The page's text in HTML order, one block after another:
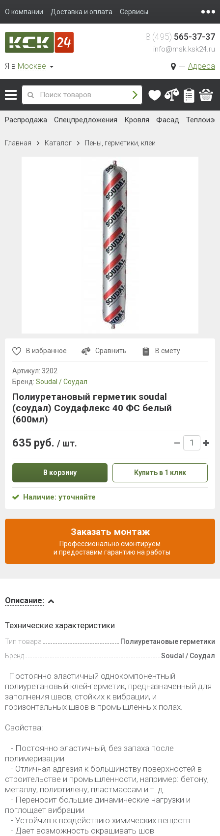
О компании Доставка и оплата Сервисы
Я в Москве Адреса
8 (495) 565-37-37
info@msk.ksk24.ru
Распродажа Спецпредложения Кровля Фасад
Главная Каталог Пены, герметики, клеи
Доставка
и оплата
Описание:
Технические характеристики
Тип товара
Полиуретановые герметики
Бренд
Soudal / Соудал
Постоянно эластичный однокомпонентный
полиуретановый клей-герметик, предназначенный для
заполнения швов, стойких к вибрации, и
горизонтальных швов в промышленных полах.
Свойства:
- Постоянно эластичный, без запаха после
полимеризации
- Отличная адгезия к большинству поверхностей в
строительстве и промышленности, например: бетону,
металлу, полиэтилену, пластмассам и т. д.
- Переносит большие динамические нагрузки и
поглощает вибрации
- Устойчив к воздействию химических веществ
- Дает возможность окрашивать шов
В избранное Сравнить В смету
Артикул: 3202
Бренд: Soudal / Соудал
Полиуретановый герметик soudal
(соудал) Соудафлекс 40 ФС белый
(600мл)
635 руб. / шт.
В корзину Купить в 1 клик
Наличие: уточняйте
Заказать монтаж
Профессионально смонтируем
и предоставим гарантию на работы